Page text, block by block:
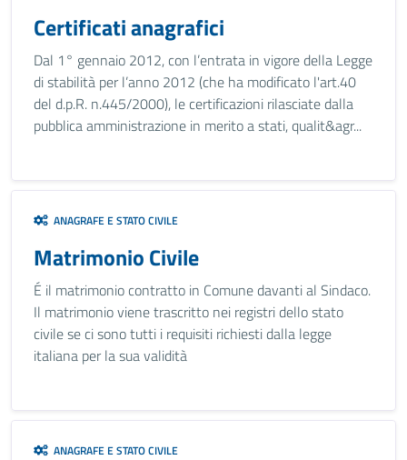
Certificati anagrafici
Dal 1° gennaio 2012, con l’entrata in vigore della Legge
di stabilità per l’anno 2012 (che ha modificato l'art.40
del d.p.R. n.445/2000), le certificazioni rilasciate dalla
pubblica amministrazione in merito a stati, qualit&agr...
ANAGRAFE E STATO CIVILE
Matrimonio Civile
É il matrimonio contratto in Comune davanti al Sindaco.
Il matrimonio viene trascritto nei registri dello stato
civile se ci sono tutti i requisiti richiesti dalla legge
italiana per la sua validità
ANAGRAFE E STATO CIVILE